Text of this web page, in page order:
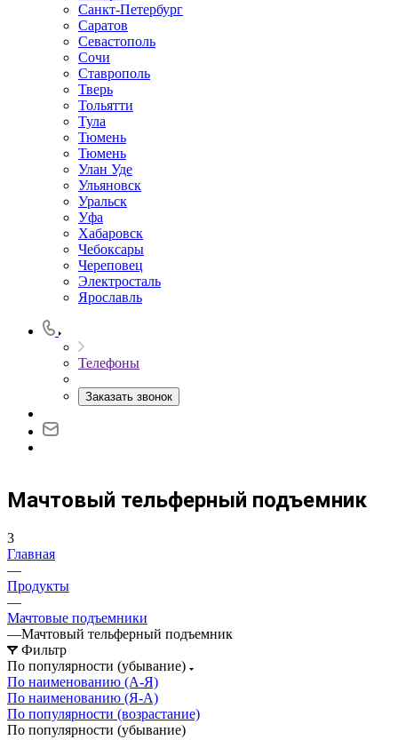
Санкт-Петербург
Саратов
Севастополь
Сочи
Ставрополь
Тверь
Тольятти
Тула
Тюмень
Тюмень
Улан Уде
Ульяновск
Уральск
Уфа
Хабаровск
Чебоксары
Череповец
Электросталь
Ярославль
Телефоны
Заказать звонок
Мачтовый тельферный подъемник
3
Главная
—
Продукты
—
Мачтовые подъемники
—Мачтовый тельферный подъемник
Фильтр
По популярности (убывание)
По наименованию (А-Я)
По наименованию (Я-А)
По популярности (возрастание)
По популярности (убывание)